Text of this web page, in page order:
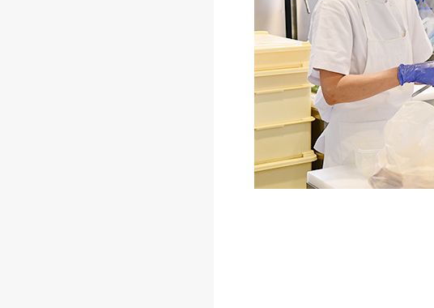
私たちが大切にしてきた想い
ワーナーホームの想い